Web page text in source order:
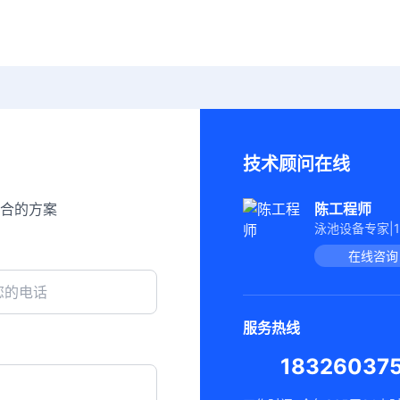
的方案
技术顾问在线
陈工程师
泳池设备专家
在线咨询
服务热线